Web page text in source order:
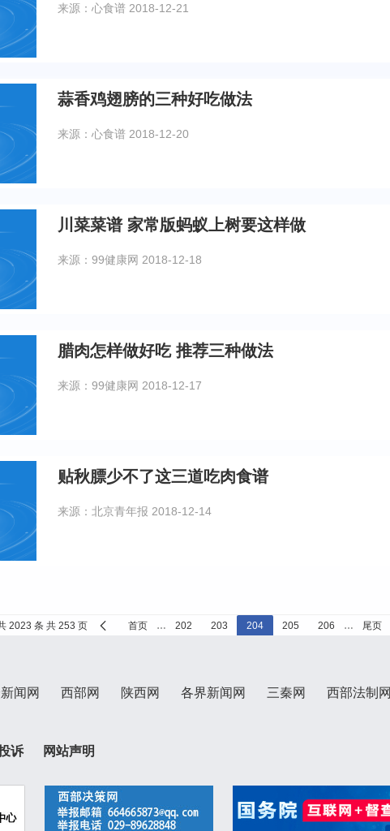
来源：心食谱 2018-12-21
蒜香鸡翅膀的三种好吃做法
来源：心食谱 2018-12-20
川菜菜谱 家常版蚂蚁上树要这样做
来源：99健康网 2018-12-18
腊肉怎样做好吃 推荐三种做法
来源：99健康网 2018-12-17
贴秋膘少不了这三道吃肉食谱
来源：北京青年报 2018-12-14
2023 条 共 253 页 首页 … 202 203 204 205 206 … 尾页
闻网 西部网 陕西网 各界新闻网 三秦网 西部法制网
诉 网站声明